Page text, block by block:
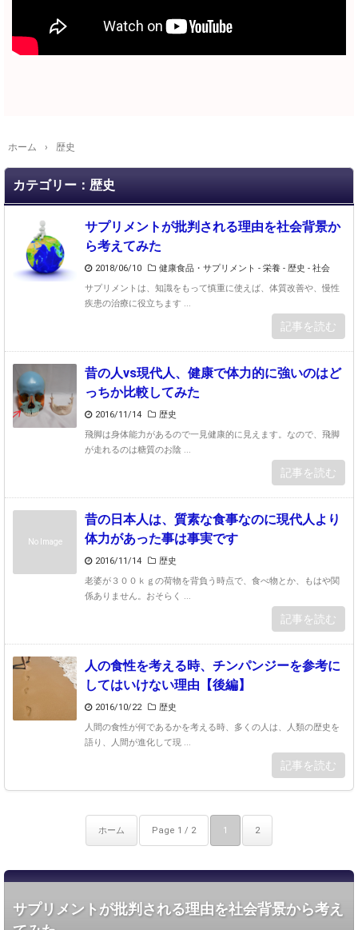
ホーム › 歴史
カテゴリー：歴史
サプリメントが批判される理由を社会背景か
ら考えてみた
2018/06/10 健康食品・サプリメント - 栄養 - 歴史 - 社会
サプリメントは、知識をもって慎重に使えば、体質改善や、慢性
疾患の治療に役立ちます ...
記事を読む
昔の人vs現代人、健康で体力的に強いのはど
っちか比較してみた
2016/11/14
歴史
飛脚は身体能力があるので一見健康的に見えます。なので、飛脚
が走れるのは糖質のお陰 ...
記事を読む
No Image
昔の日本人は、質素な食事なのに現代人より
体力があった事は事実です
2016/11/14
歴史
老婆が３００ｋｇの荷物を背負う時点で、食べ物とか、もはや関
係ありません。おそらく ...
記事を読む
人の食性を考える時、チンパンジーを参考に
してはいけない理由【後編】
2016/10/22
歴史
人間の食性が何であるかを考える時、多くの人は、人類の歴史を
語り、人間が進化して現 ...
記事を読む
ホーム Page 1 / 2 1 2
サプリメントが批判される理由を社会背景から考え